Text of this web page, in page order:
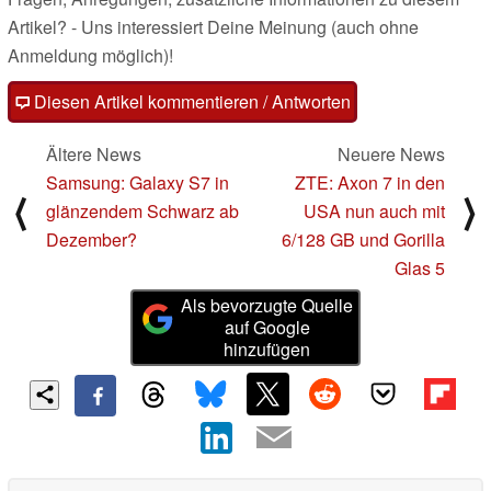
Artikel? - Uns interessiert Deine Meinung (auch ohne
Anmeldung möglich)!
Diesen Artikel kommentieren / Antworten
⟨
Ältere News
Samsung: Galaxy S7 in
glänzendem Schwarz ab
Dezember?
Neuere News
ZTE: Axon 7 in den
USA nun auch mit
6/128 GB und Gorilla
Glas 5
⟩
Als bevorzugte Quelle
auf Google
hinzufügen